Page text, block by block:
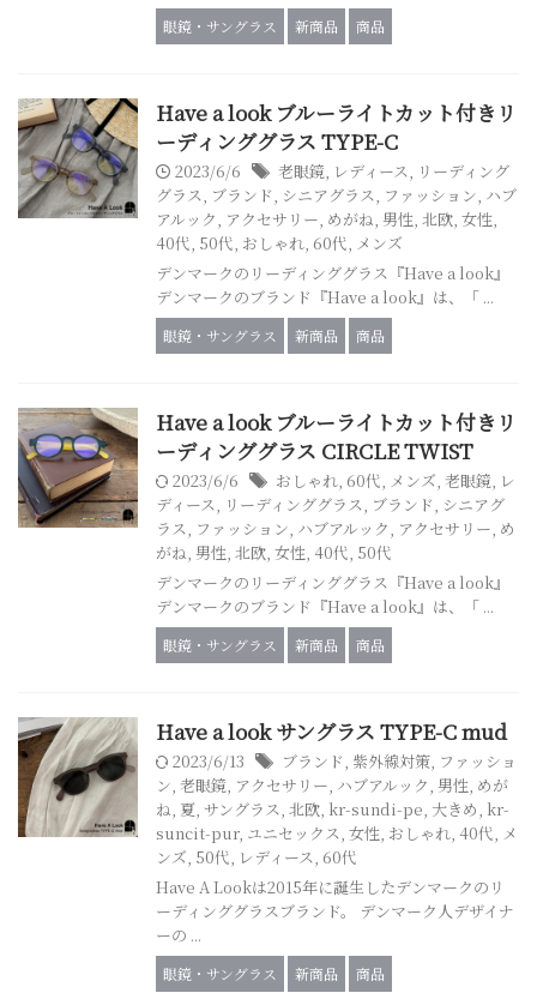
眼鏡・サングラス 新商品 商品
Have a look ブルーライトカット付きリ
ーディンググラス TYPE-C
2023/6/6 老眼鏡, レディース, リーディング
グラス, ブランド, シニアグラス, ファッション, ハブ
アルック, アクセサリー, めがね, 男性, 北欧, 女性,
40代, 50代, おしゃれ, 60代, メンズ
デンマークのリーディンググラス『Have a look』
デンマークのブランド『Have a look』は、「 ...
眼鏡・サングラス 新商品 商品
Have a look ブルーライトカット付きリ
ーディンググラス CIRCLE TWIST
2023/6/6 おしゃれ, 60代, メンズ, 老眼鏡, レ
ディース, リーディンググラス, ブランド, シニアグ
ラス, ファッション, ハブアルック, アクセサリー, め
がね, 男性, 北欧, 女性, 40代, 50代
デンマークのリーディンググラス『Have a look』
デンマークのブランド『Have a look』は、「 ...
眼鏡・サングラス 新商品 商品
Have a look サングラス TYPE-C mud
2023/6/13 ブランド, 紫外線対策, ファッショ
ン, 老眼鏡, アクセサリー, ハブアルック, 男性, めが
ね, 夏, サングラス, 北欧, kr-sundi-pe, 大きめ, kr-
suncit-pur, ユニセックス, 女性, おしゃれ, 40代, メ
ンズ, 50代, レディース, 60代
Have A Lookは2015年に誕生したデンマークのリ
ーディンググラスブランド。 デンマーク人デザイナ
ーの ...
眼鏡・サングラス 新商品 商品